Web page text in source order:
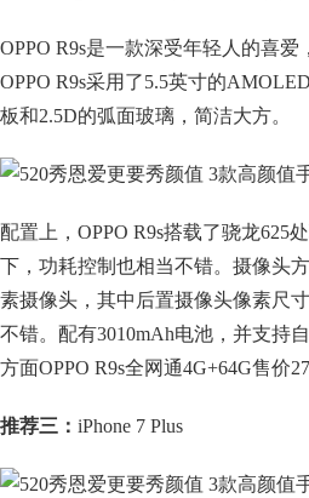
OPPO R9s是一款深受年轻人的喜爱
OPPO R9s采用了5.5英寸的
板和2.5D的弧面玻璃，简洁大方。
配置上，OPPO R9s搭载了骁龙625
下，功耗控制也相当不错。摄像头
素摄像头，其中后置摄像头像素尺
不错。配有3010mAh电池，并支持
方面OPPO R9s全网通4G+64G售价
推荐三： iPhone 7 Plus